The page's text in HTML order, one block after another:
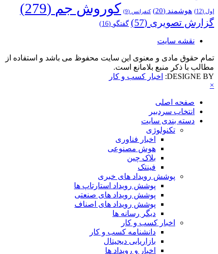
اول (12) هوشمند (20) کنفرانس (9) کوروش جم (279)
گزارش تصویری (57) گفتگو (16)
نقشه سایت
تمام حقوق مادی و معنوی این سایت محفوظ می باشد و استفاده از
مطالب با ذکر منبع بلامانع است.
DESIGNE BY:
اخبار کسب و کار
×
صفحه اصلی
انتخاب سردبیر
دسته بندی سایت
تکنولوژی
اخبار فناوری
هوش مصنوعی
بلاک چین
فینتک
پوشش رویداد های خبری
پوشش رویداد استارتاپ ها
پوشش رویداد های صنعتی
پوشش رویداد های اصناف
دیگر رسانه ها
اخبار کسب و کار
دانشنامه کسب و کار
بازاریابی دیجیتال
اخبار و رویداد ها